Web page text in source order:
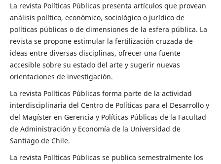
La revista Políticas Públicas presenta artículos que provean
análisis político, económico, sociológico o jurídico de
políticas públicas o de dimensiones de la esfera pública. La
revista se propone estimular la fertilización cruzada de
ideas entre diversas disciplinas, ofrecer una fuente
accesible sobre su estado del arte y sugerir nuevas
orientaciones de investigación.
La revista Políticas Públicas forma parte de la actividad
interdisciplinaria del Centro de Políticas para el Desarrollo y
del Magíster en Gerencia y Políticas Públicas de la Facultad
de Administración y Economía de la Universidad de
Santiago de Chile.
La revista Políticas Públicas se publica semestralmente los